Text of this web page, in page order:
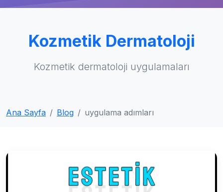
Kozmetik Dermatoloji
Kozmetik dermatoloji uygulamaları
Ana Sayfa Blog uygulama adımları